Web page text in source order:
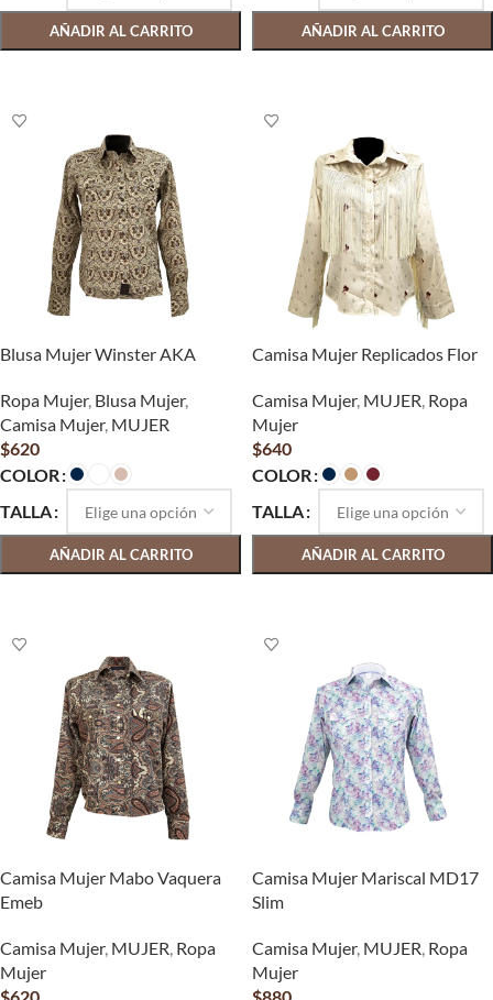
AÑADIR AL CARRITO AÑADIR AL CARRITO
Blusa Mujer Winster AKA
Ropa Mujer, Blusa Mujer,
Camisa Mujer, MUJER
$620
COLOR
TALLA
AÑADIR AL CARRITO
Camisa Mujer Replicados Flor
Camisa Mujer, MUJER, Ropa
Mujer
$640
COLOR
TALLA
AÑADIR AL CARRITO
Camisa Mujer Mabo Vaquera
Emeb
Camisa Mujer, MUJER, Ropa
Mujer
Camisa Mujer Mariscal MD17
Slim
Camisa Mujer, MUJER, Ropa
Mujer